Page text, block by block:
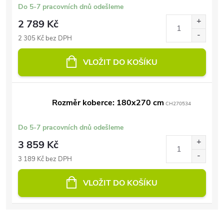
Do 5-7 pracovních dnů odešleme
2 789 Kč
2 305 Kč bez DPH
VLOŽIT DO KOŠÍKU
Rozměr koberce: 180x270 cm CH270534
Do 5-7 pracovních dnů odešleme
3 859 Kč
3 189 Kč bez DPH
VLOŽIT DO KOŠÍKU